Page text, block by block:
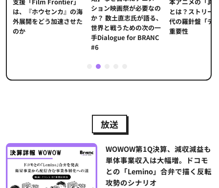
は、『ホウセンカ』の海
外展開をどう加速させた
のか
ション映画祭が必要なの
か？ 数土直志氏が語る、
世界と戦うための次の一
手Dialogue for BRANC
#6
とは？ストリー
代の羅針盤「デ
重要性
2
放送
WOWOW第1Q決算、減収減益も
単体事業収入は大幅増。ドコモ
との「Lemino」合弁で描く反転
攻勢のシナリオ